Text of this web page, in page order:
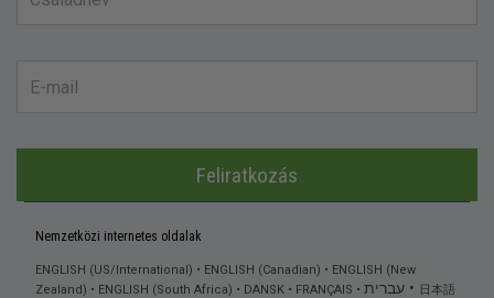
Feliratkozás
Nemzetközi internetes oldalak
ENGLISH (US/International) ENGLISH (Canadian)
ENGLISH (New
Zealand)
ENGLISH (South Africa) DANSK FRANÇAIS עברית
日本語